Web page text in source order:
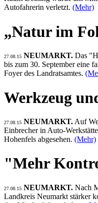
Autofahrerin verletzt. (Mehr)
„Natur im
27.08.15 NEUMARKT. Das
bis zum 30. September eine
Foyer des Landratsamtes.
Werkzeug
27.08.15 NEUMARKT. Auf
Einbrecher in Auto-
Hohenfels abgesehen. (Mehr)
"Mehr
27.08.15 NEUMARKT. Nach
Landkreis Neumarkt stärker